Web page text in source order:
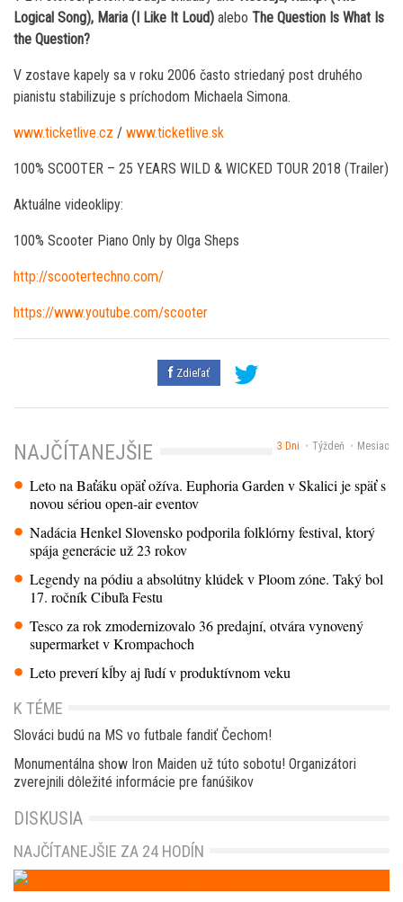
Logical Song), Maria (I Like It Loud) alebo The Question Is What Is
the Question?
V zostave kapely sa v roku 2006 často striedaný post druhého
pianistu stabilizuje s príchodom Michaela Simona.
www.ticketlive.cz / www.ticketlive.sk
100% SCOOTER – 25 YEARS WILD & WICKED TOUR 2018 (Trailer)
Aktuálne videoklipy:
100% Scooter Piano Only by Olga Sheps
http://scootertechno.com/
https://www.youtube.com/scooter
Zdieľať
3 Dni Týždeň Mesiac
NAJČÍTANEJŠIE
Leto na Baťáku opäť ožíva. Euphoria Garden v Skalici je späť s
novou sériou open-air eventov
Nadácia Henkel Slovensko podporila folklórny festival, ktorý
spája generácie už 23 rokov
Legendy na pódiu a absolútny klúdek v Ploom zóne. Taký bol
17. ročník Cibuľa Festu
Tesco za rok zmodernizovalo 36 predajní, otvára vynovený
supermarket v Krompachoch
Leto preverí kĺby aj ľudí v produktívnom veku
K TÉME
Slováci budú na MS vo futbale fandiť Čechom!
Monumentálna show Iron Maiden už túto sobotu! Organizátori
zverejnili dôležité informácie pre fanúšikov
DISKUSIA
NAJČÍTANEJŠIE ZA 24 HODÍN